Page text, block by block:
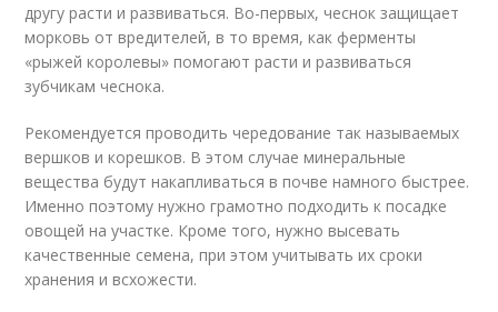
другу расти и развиваться. Во-первых, чеснок защищает
морковь от вредителей, в то время, как ферменты
«рыжей королевы» помогают расти и развиваться
зубчикам чеснока.
Рекомендуется проводить чередование так называемых
вершков и корешков. В этом случае минеральные
вещества будут накапливаться в почве намного быстрее.
Именно поэтому нужно грамотно подходить к посадке
овощей на участке. Кроме того, нужно высевать
качественные семена, при этом учитывать их сроки
хранения и всхожести.